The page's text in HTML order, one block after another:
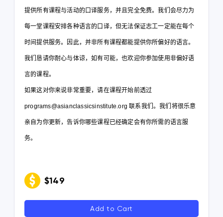
提供所有课程与活动的口译服务，并且完全免费。我们会尽力为
每一堂课程安排各种语言的口译，但无法保证志工一定能在每个
时间提供服务。因此，并非所有课程都能提供你所偏好的语言。
我们恳请你耐心与体谅，如有可能，也欢迎你参加使用非偏好语
言的课程。
如果这对你来说非常重要，请在课程开始前透过
programs@asianclassicsinstitute.org 联系我们。我们将很乐意
亲自为你更新，告诉你哪些课程已经确定会有你所需的语言服
务。
$149
Add to Cart